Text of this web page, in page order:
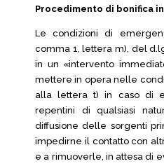
Procedimento di bonifica
Le condizioni di
comma 1, lettera m), del
in un «intervento
mettere in opera nelle
alla lettera t) in caso di
repentini di qualsiasi
diffusione delle sorgenti
impedirne il contatto con
e a rimuoverle, in attesa di